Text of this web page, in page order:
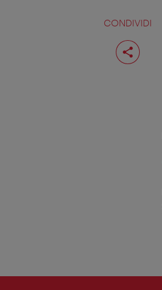
CONDIVIDI
Condividi
pagina